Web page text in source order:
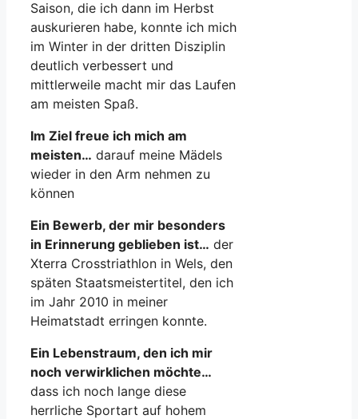
Saison, die ich dann im Herbst
auskurieren habe, konnte ich mich
im Winter in der dritten Disziplin
deutlich verbessert und
mittlerweile macht mir das Laufen
am meisten Spaß.
Im Ziel freue ich mich am
meisten… darauf meine Mädels
wieder in den Arm nehmen zu
können
Ein Bewerb, der mir besonders
in Erinnerung geblieben ist… der
Xterra Crosstriathlon in Wels, den
späten Staatsmeistertitel, den ich
im Jahr 2010 in meiner
Heimatstadt erringen konnte.
Ein Lebenstraum, den ich mir
noch verwirklichen möchte…
dass ich noch lange diese
herrliche Sportart auf hohem